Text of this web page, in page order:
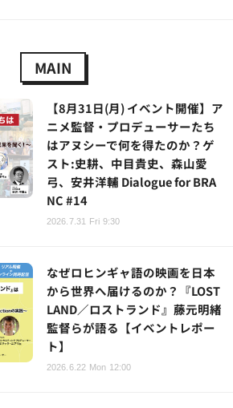
MAIN
【8月31日(月) イベント開催】ア
ニメ監督・プロデューサーたち
はアヌシーで何を得たのか？ゲ
スト:史耕、中目貴史、森山愛
弓、安井洋輔 Dialogue for BRA
NC #14
2026.7.31 Fri 9:30
なぜロヒンギャ語の映画を日本
から世界へ届けるのか？『LOST
LAND／ロストランド』藤元明緒
監督らが語る【イベントレポー
ト】
2026.6.22 Mon 12:00